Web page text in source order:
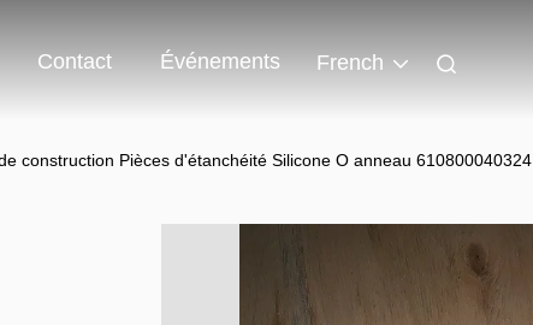
Contact Événements French
construction Pièces d'étanchéité Silicone O anneau 610800040324